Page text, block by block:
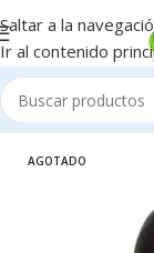
Saltar a la
Ir al contenido
Inicio/
AGOTADO